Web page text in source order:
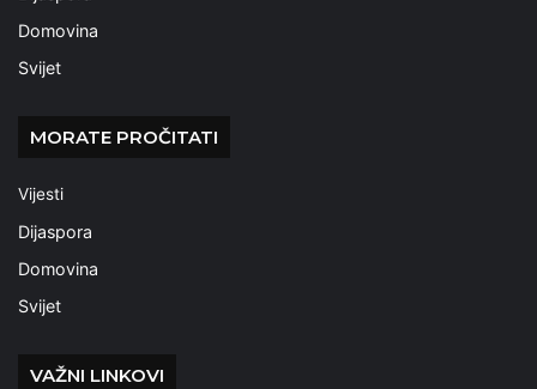
Domovina
Svijet
MORATE PROČITATI
Vijesti
Dijaspora
Domovina
Svijet
VAŽNI LINKOVI